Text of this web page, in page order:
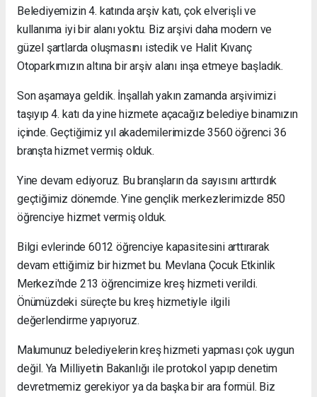
Belediyemizin 4. katında arşiv katı, çok elverişli ve
kullanıma iyi bir alanı yoktu. Biz arşivi daha modern ve
güzel şartlarda oluşmasını istedik ve Halit Kıvanç
Otoparkımızın altına bir arşiv alanı inşa etmeye başladık.
Son aşamaya geldik. İnşallah yakın zamanda arşivimizi
taşıyıp 4. katı da yine hizmete açacağız belediye binamızın
içinde. Geçtiğimiz yıl akademilerimizde 3560 öğrenci 36
branşta hizmet vermiş olduk.
Yine devam ediyoruz. Bu branşların da sayısını arttırdık
geçtiğimiz dönemde. Yine gençlik merkezlerimizde 850
öğrenciye hizmet vermiş olduk.
Bilgi evlerinde 6012 öğrenciye kapasitesini arttırarak
devam ettiğimiz bir hizmet bu. Mevlana Çocuk Etkinlik
Merkezi'nde 213 öğrencimize kreş hizmeti verildi.
Önümüzdeki süreçte bu kreş hizmetiyle ilgili
değerlendirme yapıyoruz.
Malumunuz belediyelerin kreş hizmeti yapması çok uygun
değil. Ya Milliyetin Bakanlığı ile protokol yapıp denetim
devretmemiz gerekiyor ya da başka bir ara formül. Biz